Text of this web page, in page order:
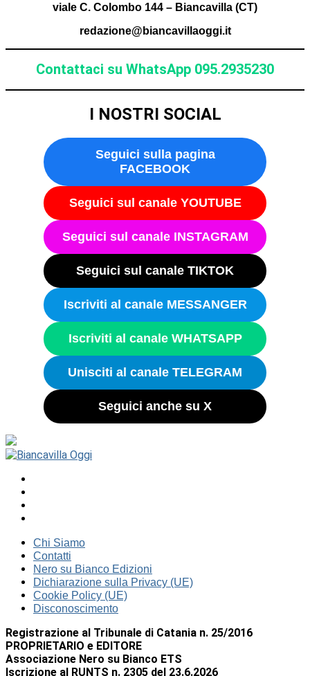
viale C. Colombo 144 – Biancavilla (CT)
redazione@biancavillaoggi.it
Contattaci su WhatsApp 095.2935230
I NOSTRI SOCIAL
Seguici sulla pagina
FACEBOOK
Seguici sul canale YOUTUBE
Seguici sul canale INSTAGRAM
Seguici sul canale TIKTOK
Iscriviti al canale MESSANGER
Iscriviti al canale WHATSAPP
Unisciti al canale TELEGRAM
Seguici anche su X
Chi Siamo
Contatti
Nero su Bianco Edizioni
Dichiarazione sulla Privacy (UE)
Cookie Policy (UE)
Disconoscimento
Registrazione al Tribunale di Catania n. 25/2016
PROPRIETARIO e EDITORE
Associazione Nero su Bianco ETS
Iscrizione al RUNTS n. 2305 del 23.6.2026